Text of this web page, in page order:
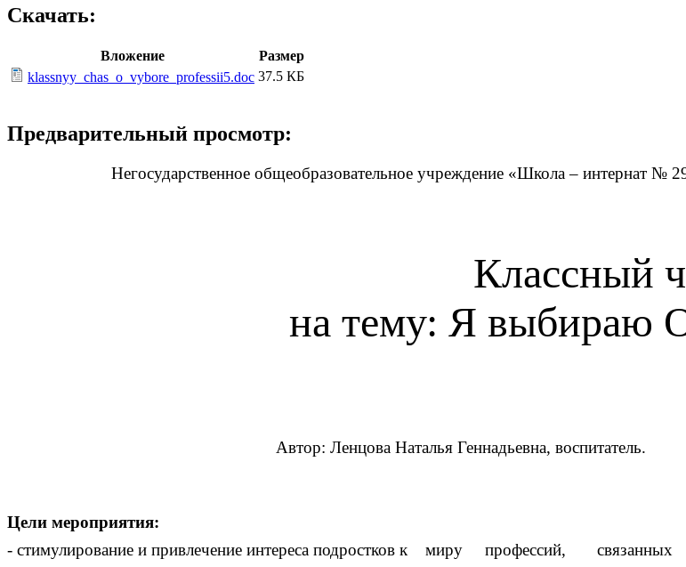
Скачать:
Вложение
Размер
klassnyy_chas_o_vybore_professii5.doc 37.5 КБ
Предварительный просмотр:
Негосударственное общеобразовательное учреждение «Школа – интернат
Классный
на тему: Я
Автор: Ленцова Наталья Геннадьевна, воспитатель.
Цели мероприятия:
- стимулирование и привлечение интереса подростков к миру профессий, связанных